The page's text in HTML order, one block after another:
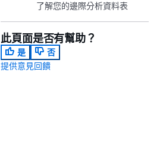
了解您的邊際分析資料表
此頁面是否有幫助？
是
否
提供意見回饋